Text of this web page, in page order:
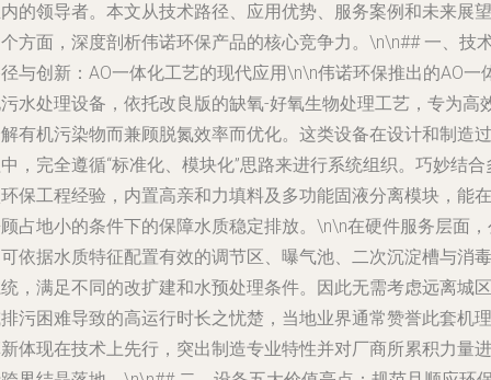
的领导者。本文从技术路径、应用优势、服务案例和未来展望
方面，深度剖析伟诺环保产品的核心竞争力。\n\n## 一、技
与创新：AO一体化工艺的现代应用\n\n伟诺环保推出的AO一
水处理设备，依托改良版的缺氧-好氧生物处理工艺，专为高
有机污染物而兼顾脱氮效率而优化。这类设备在设计和制造过
，完全遵循“标准化、模块化”思路来进行系统组织。巧妙结合
保工程经验，内置高亲和力填料及多功能固液分离模块，能在
占地小的条件下的保障水质稳定排放。\n\n在硬件服务层面
依据水质特征配置有效的调节区、曝气池、二次沉淀槽与消毒
，满足不同的改扩建和水预处理条件。因此无需考虑远离城区
污困难导致的高运行时长之忧楚，当地业界通常赞誉此套机理
体现在技术上先行，突出制造专业特性并对厂商所累积力量进